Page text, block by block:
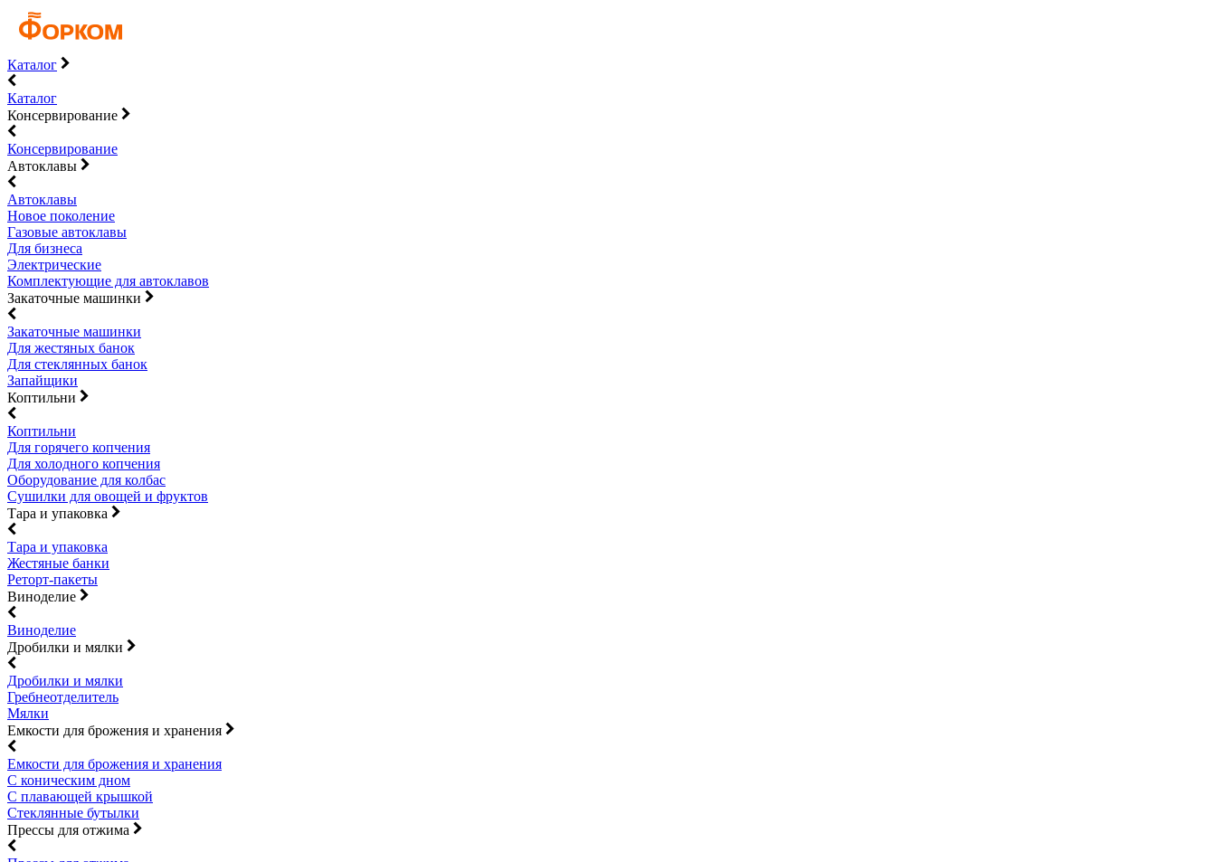
Каталог
Каталог
Консервирование
Консервирование
Автоклавы
Автоклавы
Новое поколение
Газовые автоклавы
Для бизнеса
Электрические
Комплектующие для автоклавов
Закаточные машинки
Закаточные машинки
Для жестяных банок
Для стеклянных банок
Запайщики
Коптильни
Коптильни
Для горячего копчения
Для холодного копчения
Оборудование для колбас
Сушилки для овощей и фруктов
Тара и упаковка
Тара и упаковка
Жестяные банки
Реторт-пакеты
Виноделие
Виноделие
Дробилки и мялки
Дробилки и мялки
Гребнеотделитель
Мялки
Емкости для брожения и хранения
Емкости для брожения и хранения
С коническим дном
С плавающей крышкой
Стеклянные бутылки
Прессы для отжима